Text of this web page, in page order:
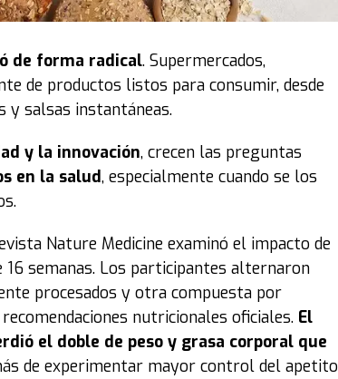
de forma radical. Supermercados,
de productos listos para consumir, desde
y salsas instantáneas.
y la innovación, crecen las preguntas
en la salud, especialmente cuando se los
Nature Medicine examinó el impacto de
semanas. Los participantes alternaron
procesados y otra compuesta por
nutricionales oficiales. El
el doble de peso y grasa corporal que
de experimentar mayor control del apetito